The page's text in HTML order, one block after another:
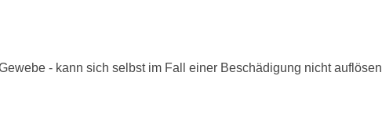
- kann sich selbst im Fall einer Beschädigung nicht auflösen